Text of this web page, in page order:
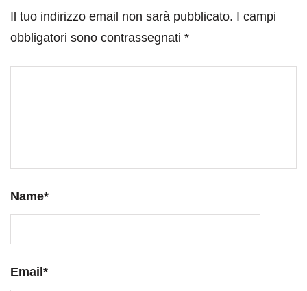
Il tuo indirizzo email non sarà pubblicato. I campi
obbligatori sono contrassegnati *
Name*
Email*